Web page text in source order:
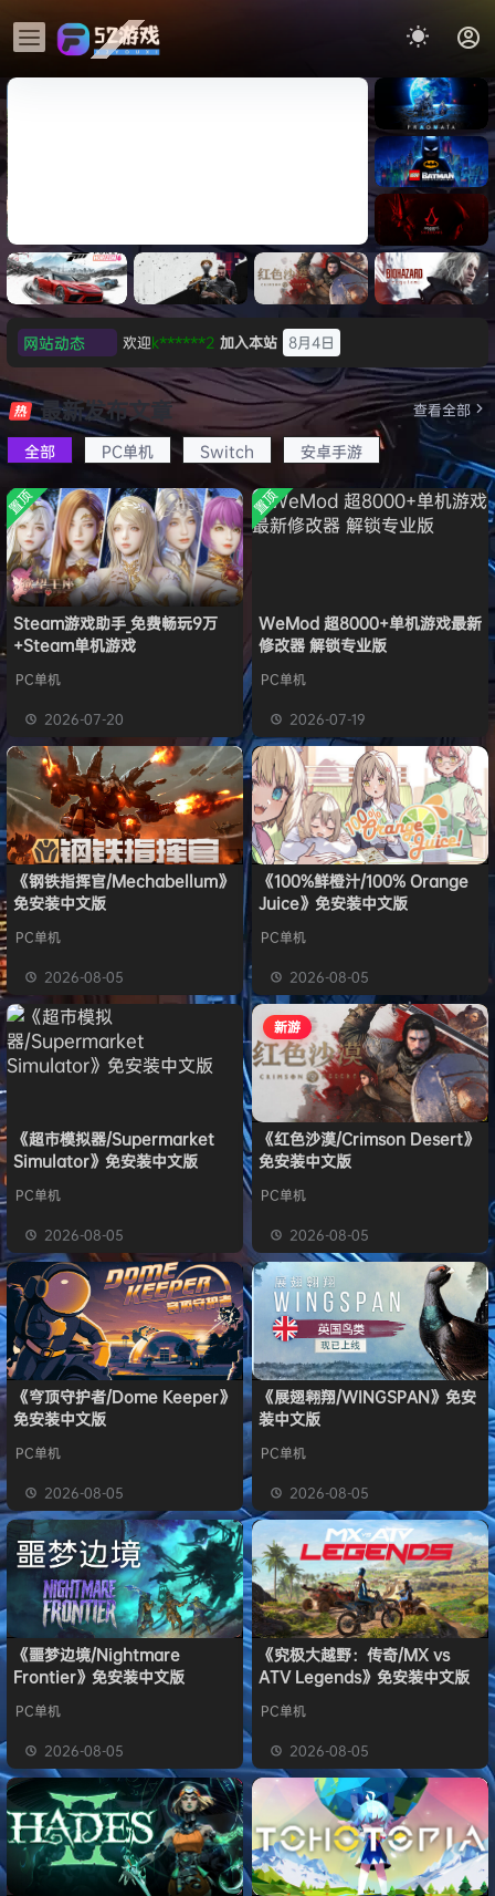
007 初露锋芒（007 First
Light ）免安装中文版
《识质存
在/PRAG
MATA》
免安装中
文版
《乐高蝙
蝠侠：黑
暗骑士之
Legacy
of the
Dark
Knight》
免安装中
文版
影/Assas
sin’s
Creed
Shadow
s》免安装
版，非虚
拟机
极限竞
速：地平
线
6（Forza
Horizon
6）免安装
中文版
《原子之
心/Atomi
c
Heart》
免安装中
文版
红色沙漠-
虚拟机版
（Crimso
n Desert
HYPERVI
SOR）免
安装中文
版
生化危机
9：安魂
曲
（Reside
nt Evil
Requiem
）免安装
中文版
网站动态 欢迎k******2 加入本站 8月4日
欢迎C****i 加入本站 8月4日
欢迎 2***5 加入本站 8月4日
欢迎h*********0 加入本站
8月3日
欢迎l*w 加入本站 8月2日
签到获取
8月1日
欢迎y**u 加入本站
7月31日
旋律 签到获取 20 点积分
7月31日
旋律 签到获取 22
欢迎m*******n 加入本站
欢迎1******4 加入本站 12小时前
l***g
28 点积分 15小时前
签到获取 49 点积分
加入本站
加入本站 8月4日
最新发布文章
全部 PC单机 Switch 安卓手游
查看全部
置顶
Steam游戏助手_免费畅玩9万
+Steam单机游戏
PC单机
2026-07-20
置顶
WeMod 超8000+单机游戏最新
修改器 解锁专业版
PC单机
2026-07-19
《钢铁指挥官/Mechabellum》
免安装中文版
PC单机
2026-08-05
《100%鲜橙汁/100% Orange
Juice》免安装中文版
PC单机
2026-08-05
《超市模拟器/Supermarket
Simulator》免安装中文版
PC单机
2026-08-05
新游
《红色沙漠/Crimson Desert》
免安装中文版
PC单机
2026-08-05
《穹顶守护者/Dome Keeper》
免安装中文版
PC单机
2026-08-05
《展翅翱翔/WINGSPAN》免安
装中文版
PC单机
2026-08-05
《噩梦边境/Nightmare
Frontier》免安装中文版
PC单机
2026-08-05
《究极大越野：传奇/MX vs
ATV Legends》免安装中文版
PC单机
2026-08-05